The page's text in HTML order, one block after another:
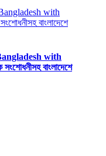
with
বাংলাদেশে